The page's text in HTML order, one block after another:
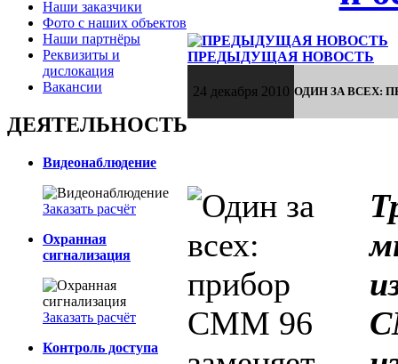
Наши заказчики
Фото с наших объектов
Наши партнёры
Реквизиты и
дислокация
Вакансии
ДЕЯТЕЛЬНОСТЬ
Видеонаблюдение
Заказать расчёт
Охранная
сигнализация
Заказать расчёт
Контроль доступа
ПРЕДЫДУЩАЯ НОВОСТЬ
24 декабря 2010 ОДИН ЗА ВСЕХ: